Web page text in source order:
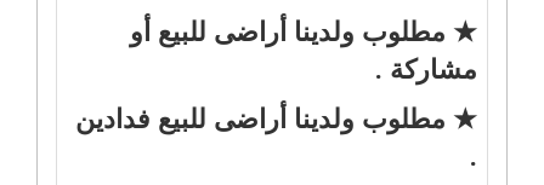
★ مطلوب ولدينا أراضى للبيع أو
مشاركة .
★ مطلوب ولدينا أراضى للبيع فدادين
.